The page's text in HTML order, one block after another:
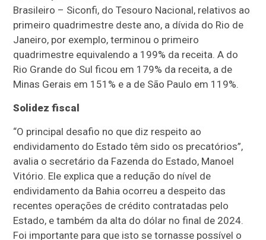
Brasileiro – Siconfi, do Tesouro Nacional, relativos ao
primeiro quadrimestre deste ano, a dívida do Rio de
Janeiro, por exemplo, terminou o primeiro
quadrimestre equivalendo a 199% da receita. A do
Rio Grande do Sul ficou em 179% da receita, a de
Minas Gerais em 151% e a de São Paulo em 119%.
Solidez fiscal
“O principal desafio no que diz respeito ao
endividamento do Estado têm sido os precatórios”,
avalia o secretário da Fazenda do Estado, Manoel
Vitório. Ele explica que a redução do nível de
endividamento da Bahia ocorreu a despeito das
recentes operações de crédito contratadas pelo
Estado, e também da alta do dólar no final de 2024.
Foi importante para que isto se tornasse possível o